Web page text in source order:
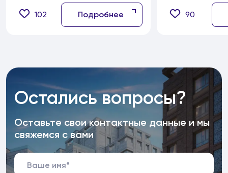
102
Подробнее 90
Остались вопросы?
Оставьте свои контактные данные и мы
свяжемся с вами